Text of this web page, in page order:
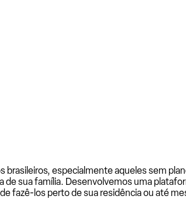
brasileiros, especialmente aqueles sem
sua família. Desenvolvemos uma
fazê-los perto de sua residência ou até